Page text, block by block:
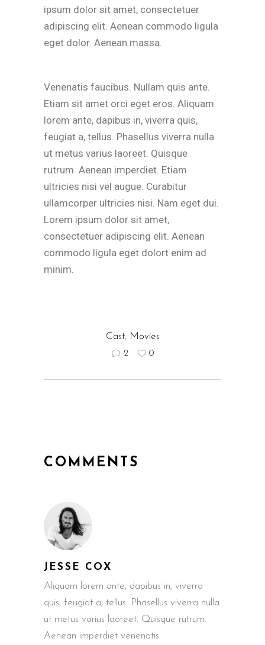
ipsum dolor sit amet, consectetuer
adipiscing elit. Aenean commodo ligula
eget dolor. Aenean massa.
Venenatis faucibus. Nullam quis ante.
Etiam sit amet orci eget eros. Aliquam
lorem ante, dapibus in, viverra quis,
feugiat a, tellus. Phasellus viverra nulla
ut metus varius laoreet. Quisque
rutrum. Aenean imperdiet. Etiam
ultricies nisi vel augue. Curabitur
ullamcorper ultricies nisi. Nam eget dui.
Lorem ipsum dolor sit amet,
consectetuer adipiscing elit. Aenean
commodo ligula eget dolort enim ad
minim.
Cast, Movies
2 0
COMMENTS
JESSE COX
Aliquam lorem ante, dapibus in, viverra
quis, feugiat a, tellus. Phasellus viverra nulla
ut metus varius laoreet. Quisque rutrum.
Aenean imperdiet venenatis.